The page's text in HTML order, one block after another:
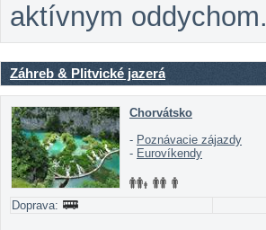
aktívnym oddychom.
Záhreb & Plitvické jazerá
Chorvátsko
- Poznávacie zájazdy
- Eurovíkendy
Doprava: